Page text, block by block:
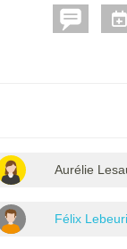
Aurélie
Félix